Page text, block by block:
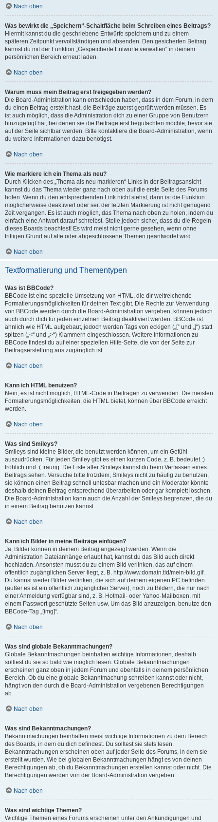
Nach oben
Was bewirkt die „Speichern“-Schaltfläche beim Schreiben eines Beitrags?
Hiermit kannst du die geschriebene Entwürfe speichern und zu einem
späteren Zeitpunkt vervollständigen und absenden. Den gesicherten Beitrag
kannst du mit der Funktion „Gespeicherte Entwürfe verwalten“ in deinem
persönlichen Bereich erneut laden.
Nach oben
Warum muss mein Beitrag erst freigegeben werden?
Die Board-Administration kann entschieden haben, dass in dem Forum, in dem
du einen Beitrag erstellt hast, die Beiträge zuerst geprüft werden müssen. Es
ist auch möglich, dass die Administration dich zu einer Gruppe von Benutzern
hinzugefügt hat, bei denen sie die Beiträge erst begutachten möchte, bevor sie
auf der Seite sichtbar werden. Bitte kontaktiere die Board-Administration, wenn
du weitere Informationen dazu benötigst.
Nach oben
Wie markiere ich ein Thema als neu?
Durch Klicken des „Thema als neu markieren“-Links in der Beitragsansicht
kannst du das Thema wieder ganz nach oben auf die erste Seite des Forums
holen. Wenn du den entsprechenden Link nicht siehst, dann ist die Funktion
möglicherweise deaktiviert oder seit der letzten Markierung ist nicht genügend
Zeit vergangen. Es ist auch möglich, das Thema nach oben zu holen, indem du
einfach eine Antwort darauf schreibst. Stelle jedoch sicher, dass du die Regeln
dieses Boards beachtest! Es wird meist nicht gerne gesehen, wenn ohne
triftigen Grund auf alte oder abgeschlossene Themen geantwortet wird.
Nach oben
Textformatierung und Thementypen
Was ist BBCode?
BBCode ist eine spezielle Umsetzung von HTML, die dir weitreichende
Formatierungsmöglichkeiten für deinen Text gibt. Die Rechte zur Verwendung
von BBCode werden durch die Board-Administration vergeben, können jedoch
auch durch dich für jeden einzelnen Beitrag deaktiviert werden. BBCode ist
ähnlich wie HTML aufgebaut, jedoch werden Tags von eckigen („[“ und „]“) statt
spitzen („<“ und „>“) Klammern eingeschlossen. Weitere Informationen zu
BBCode findest du auf einer speziellen Hilfe-Seite, die von der Seite zur
Beitragserstellung aus zugänglich ist.
Nach oben
Kann ich HTML benutzen?
Nein, es ist nicht möglich, HTML-Code in Beiträgen zu verwenden. Die meisten
Formatierungsmöglichkeiten, die HTML bietet, können über BBCode erreicht
werden.
Nach oben
Was sind Smileys?
Smileys sind kleine Bilder, die benutzt werden können, um ein Gefühl
auszudrücken. Für jeden Smiley gibt es einen kurzen Code, z. B. bedeutet :)
fröhlich und :( traurig. Die Liste aller Smileys kannst du beim Verfassen eines
Beitrags sehen. Versuche bitte trotzdem, Smileys nicht zu häufig zu benutzen,
sie können einen Beitrag schnell unlesbar machen und ein Moderator könnte
deshalb deinen Beitrag entsprechend überarbeiten oder gar komplett löschen.
Die Board-Administration kann auch die Anzahl der Smileys begrenzen, die du
in einem Beitrag benutzen kannst.
Nach oben
Kann ich Bilder in meine Beiträge einfügen?
Ja, Bilder können in deinem Beitrag angezeigt werden. Wenn die
Administration Dateianhänge erlaubt hat, kannst du das Bild auch direkt
hochladen. Ansonsten musst du zu einem Bild verlinken, das auf einem
öffentlich zugänglichen Server liegt, z. B. http://www.domain.tld/mein-bild.gif.
Du kannst weder Bilder verlinken, die sich auf deinem eigenen PC befinden
(außer es ist ein öffentlich zugänglicher Server), noch zu Bildern, die nur nach
einer Anmeldung verfügbar sind, z. B. Hotmail- oder Yahoo-Mailboxen, mit
einem Passwort geschützte Seiten usw. Um das Bild anzuzeigen, benutze den
BBCode-Tag „[img]“.
Nach oben
Was sind globale Bekanntmachungen?
Globale Bekanntmachungen beinhalten wichtige Informationen, deshalb
solltest du sie so bald wie möglich lesen. Globale Bekanntmachungen
erscheinen ganz oben in jedem Forum und ebenfalls in deinem persönlichen
Bereich. Ob du eine globale Bekanntmachung schreiben kannst oder nicht,
hängt von den durch die Board-Administration vergebenen Berechtigungen
ab.
Nach oben
Was sind Bekanntmachungen?
Bekanntmachungen beinhalten meist wichtige Informationen zu dem Bereich
des Boards, in dem du dich befindest. Du solltest sie stets lesen.
Bekanntmachungen erscheinen oben auf jeder Seite des Forums, in dem sie
erstellt wurden. Wie bei globalen Bekanntmachungen hängt es von deinen
Berechtigungen ab, ob du Bekanntmachungen erstellen kannst oder nicht. Die
Berechtigungen werden von der Board-Administration vergeben.
Nach oben
Was sind wichtige Themen?
Wichtige Themen eines Forums erscheinen unter den Ankündigungen und